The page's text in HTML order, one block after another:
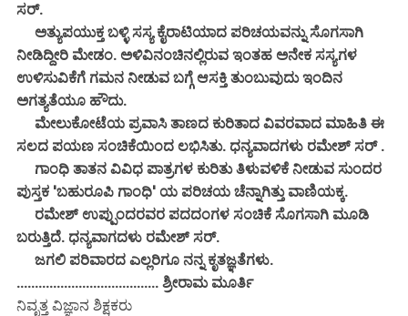
ಸರ್.
ಅತ್ಯುಪಯುಕ್ತ ಬಳ್ಳಿ ಸಸ್ಯ ಕೈರಾಟಿಯಾದ ಪರಿಚಯವನ್ನು ಸೊಗಸಾಗಿ
ನೀಡಿದ್ದೀರಿ ಮೇಡಂ. ಅಳಿವಿನಂಚಿನಲ್ಲಿರುವ ಇಂತಹ ಅನೇಕ ಸಸ್ಯಗಳ
ಉಳಿಸುವಿಕೆಗೆ ಗಮನ ನೀಡುವ ಬಗ್ಗೆ ಆಸಕ್ತಿ ತುಂಬುವುದು ಇಂದಿನ
ಅಗತ್ಯತೆಯೂ ಹೌದು.
ಮೇಲುಕೋಟೆಯ ಪ್ರವಾಸಿ ತಾಣದ ಕುರಿತಾದ ವಿವರವಾದ ಮಾಹಿತಿ ಈ
ಸಲದ ಪಯಣ ಸಂಚಿಕೆಯಿಂದ ಲಭಿಸಿತು. ಧನ್ಯವಾದಗಳು ರಮೇಶ್ ಸರ್ .
ಗಾಂಧಿ ತಾತನ ವಿವಿಧ ಪಾತ್ರಗಳ ಕುರಿತು ತಿಳುವಳಿಕೆ ನೀಡುವ ಸುಂದರ
ಪುಸ್ತಕ 'ಬಹುರೂಪಿ ಗಾಂಧಿ' ಯ ಪರಿಚಯ ಚೆನ್ನಾಗಿತ್ತು ವಾಣಿಯಕ್ಕ.
ರಮೇಶ್ ಉಪ್ಪುಂದರವರ ಪದದಂಗಳ ಸಂಚಿಕೆ ಸೊಗಸಾಗಿ ಮೂಡಿ
ಬರುತ್ತಿದೆ. ಧನ್ಯವಾಗದಳು ರಮೇಶ್ ಸರ್.
ಜಗಲಿ ಪರಿವಾರದ ಎಲ್ಲರಿಗೂ ನನ್ನ ಕೃತಜ್ಞತೆಗಳು.
....................................... ಶ್ರೀರಾಮ ಮೂರ್ತಿ
ನಿವೃತ್ತ ವಿಜ್ಞಾನ ಶಿಕ್ಷಕರು